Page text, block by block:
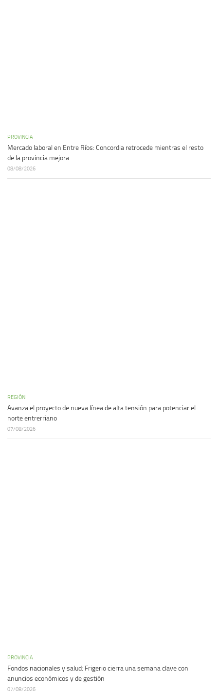
PROVINCIA
Mercado laboral en Entre Ríos: Concordia retrocede mientras el resto
de la provincia mejora
08/08/2026
REGIÓN
Avanza el proyecto de nueva línea de alta tensión para potenciar el
norte entrerriano
07/08/2026
PROVINCIA
Fondos nacionales y salud: Frigerio cierra una semana clave con
anuncios económicos y de gestión
07/08/2026